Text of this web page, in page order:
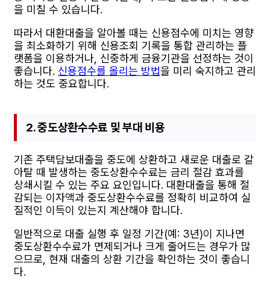
을 미칠 수 있습니다.
따라서 대환대출을 알아볼 때는 신용점수에 미치는 영향
을 최소화하기 위해 신용조회 기록을 통합 관리하는 플
랫폼을 이용하거나, 신중하게 금융기관을 선정하는 것이
좋습니다. 신용점수를 올리는 방법을 미리 숙지하고 관리
하는 것도 중요합니다.
2. 중도상환수수료 및 부대 비용
기존 주택담보대출을 중도에 상환하고 새로운 대출로 갈
아탈 때 발생하는 중도상환수수료는 금리 절감 효과를
상쇄시킬 수 있는 주요 요인입니다. 대환대출을 통해 절
감되는 이자액과 중도상환수수료를 정확히 비교하여 실
질적인 이득이 있는지 계산해야 합니다.
일반적으로 대출 실행 후 일정 기간(예: 3년)이 지나면
중도상환수수료가 면제되거나 크게 줄어드는 경우가 많
으므로, 현재 대출의 상환 기간을 확인하는 것이 좋습니
다.